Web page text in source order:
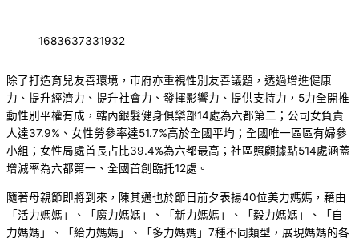
1683637331932
除了打造育兒友善環境，市府亦重視性別友善議題，透過增進健康
力、提升經濟力、提升社會力、發揮影響力、提供支持力，5力全開推
動性別平權有成，轄內銀髮健身俱樂部14處為六都第二；公司女負責
人達37.9%、女性勞參率達51.7%高於全國平均；全國唯一區區有婦參
小組；女性局處首長占比39.4%為六都最高；社區照顧據點514處涵蓋
增減率為六都第一、全國首創臨托12處。
隨著母親節即將到來，陳其邁也於節日前夕表揚40位美力媽媽，藉由
「活力媽媽」、「魔力媽媽」、「新力媽媽」、「毅力媽媽」、「自
力媽媽」、「給力媽媽」、「多力媽媽」7種不同類型，展現媽媽的各